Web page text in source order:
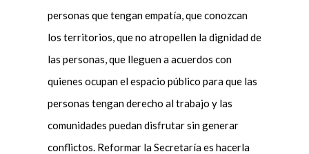
personas que tengan empatía, que conozcan
los territorios, que no atropellen la dignidad de
las personas, que lleguen a acuerdos con
quienes ocupan el espacio público para que las
personas tengan derecho al trabajo y las
comunidades puedan disfrutar sin generar
conflictos. Reformar la Secretaría es hacerla